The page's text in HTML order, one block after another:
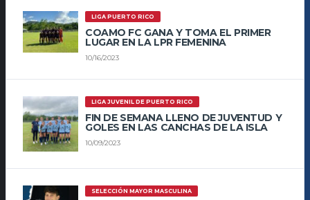
LIGA PUERTO RICO
COAMO FC GANA Y TOMA EL PRIMER
LUGAR EN LA LPR FEMENINA
10/16/2023
LIGA JUVENIL DE PUERTO RICO
FIN DE SEMANA LLENO DE JUVENTUD Y
GOLES EN LAS CANCHAS DE LA ISLA
10/09/2023
SELECCIÓN MAYOR MASCULINA